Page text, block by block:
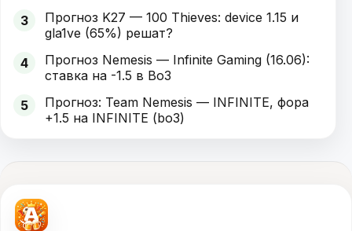
3
Прогноз K27 — 100 Thieves: device 1.15 и
gla1ve (65%) решат?
4
Прогноз Nemesis — Infinite Gaming (16.06):
ставка на -1.5 в Bo3
5
Прогноз: Team Nemesis — INFINITE, фора
+1.5 на INFINITE (bo3)